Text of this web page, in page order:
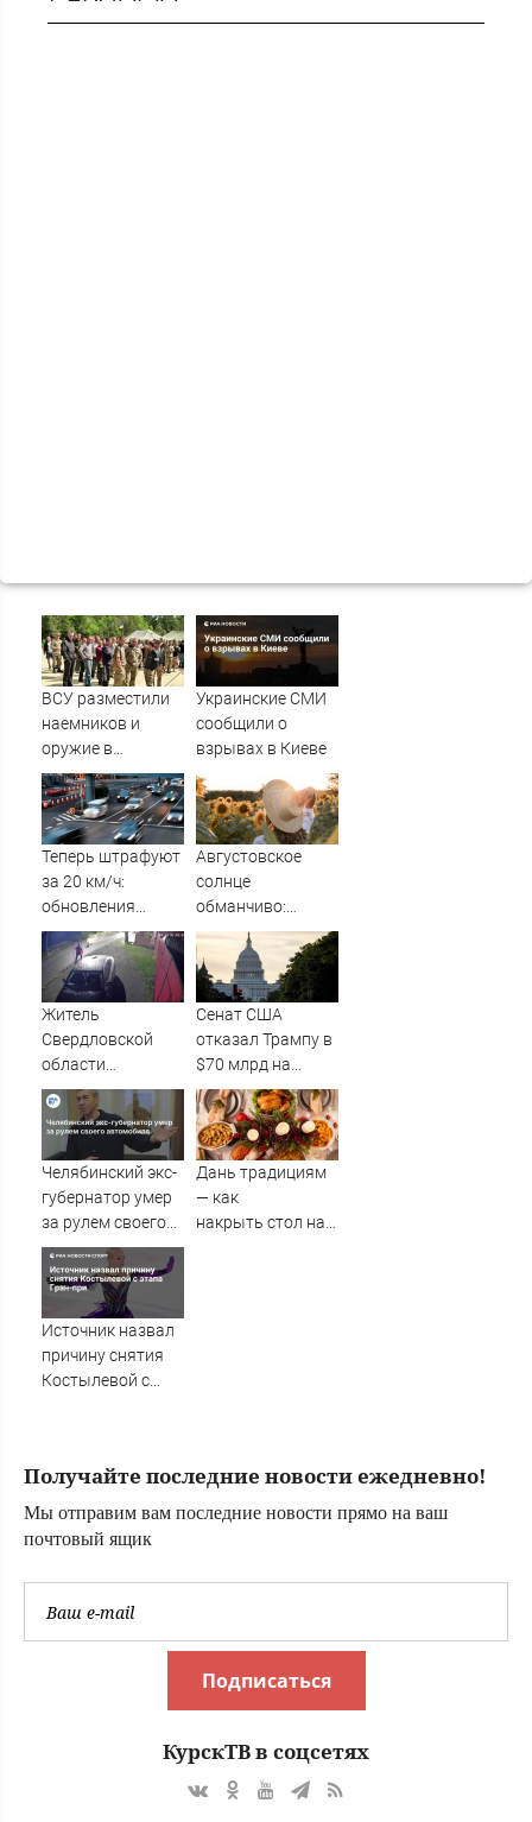
ВСУ разместили
наемников и
оружие в
действующем
детском лагере
под Львовом -
Новости на
Вести.ru
Украинские СМИ
сообщили о
взрывах в Киеве
Теперь штрафуют
за 20 км/ч:
обновления
в КоАП РФ —
поблажкам для
водителей
пришел конец
Августовское
солнце
обманчиво:
почему коже
необходима
защита даже в
конце лета
Житель
Свердловской
области
столкнулся с
медведицей и
тремя
медвежатами:
видео
Сенат США
отказал Трампу в
$70 млрд на
войну с Ираном -
РЕН ТВ -
Медиаплатформа
МирТесен
Челябинский экс-
губернатор умер
за рулем своего
автомобиля
Дань традициям
— как
накрыть стол на
Источник назвал
причину снятия
Костылевой с
Получайте последние новости ежедневно!
Мы отправим вам последние новости прямо на ваш
почтовый ящик
Подписаться
КурскТВ в соцсетях